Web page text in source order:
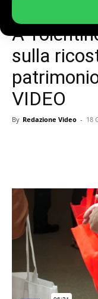
A
sulla
VIDEO
By Redazione Video - 18